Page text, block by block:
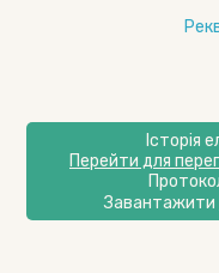
Історія
Перейти для
Завантажити